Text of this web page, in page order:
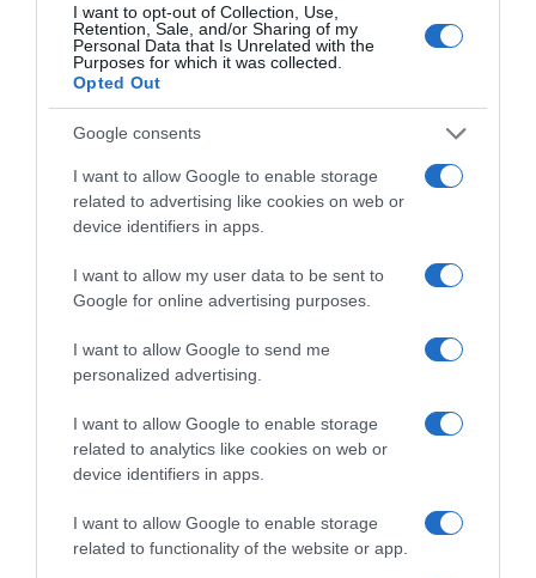
I want to opt-out of Collection, Use,
Retention, Sale, and/or Sharing of my
Personal Data that Is Unrelated with the
Purposes for which it was collected.
Opted Out
Google consents
I want to allow Google to enable storage
related to advertising like cookies on web or
device identifiers in apps.
I want to allow my user data to be sent to
Google for online advertising purposes.
I want to allow Google to send me
personalized advertising.
I want to allow Google to enable storage
related to analytics like cookies on web or
device identifiers in apps.
I want to allow Google to enable storage
related to functionality of the website or app.
Ψηφοφορία:4.2. Από 299 ψήφους.
ΔΕΥΤΕΡΑ – ΡΕΜΟΣ ΑΝΤΩΝΗΣ
Ψηφοφορία: . Από 325 ψήφους.
ΕΞΑΙΡΕΣΗ – ΒΙΣΣΗ ΑΝΝΑ